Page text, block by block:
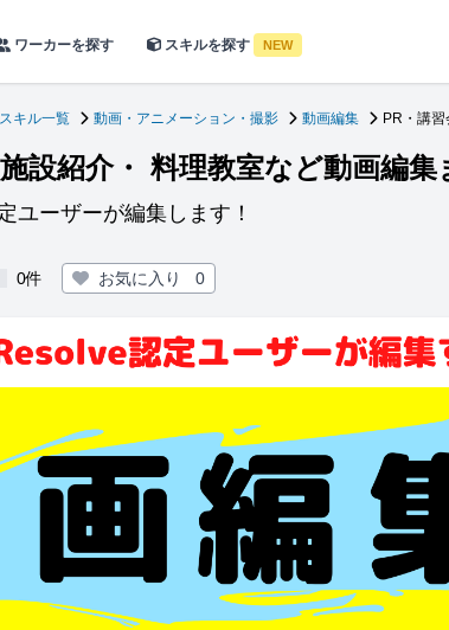
ワーカーを探す スキルを探す NEW
スキル一覧 動画・アニメーション・撮影 動画編集 PR・講
設紹介・ 料理教室など動画編集
ユーザーが編集します！
0件 お気に入り 0